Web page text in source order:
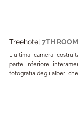
Treehotel 7TH ROOM
L'ultima camera
parte inferiore
fotografia degli alberi